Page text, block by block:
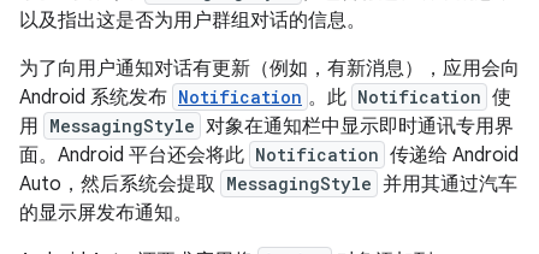
以及指出这是否为用户群组对话的信息。
为了向用户通知对话有更新（例如，有新消息），应用会向
Android 系统发布 Notification 。此 Notification 使
用 MessagingStyle 对象在通知栏中显示即时通讯专用界
面。Android 平台还会将此 Notification 传递给 Android
Auto，然后系统会提取 MessagingStyle 并用其通过汽车
的显示屏发布通知。